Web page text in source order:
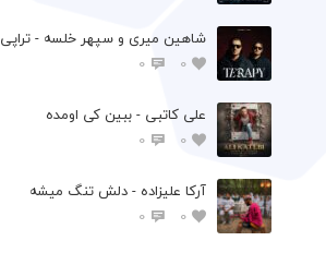
شاهین میری و سپهر خلسه - تراپی
0
0
علی کاتبی - ببین کی اومده
0
0
آرکا علیزاده - دلش تنگ میشه
0
0